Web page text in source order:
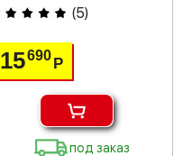
(5)
15690 Р
под заказ